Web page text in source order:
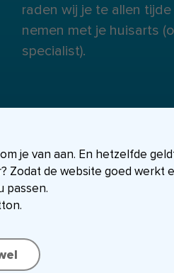
raden wij je te allen
nemen met je huisarts
specialist).
je van aan. En hetzelfde
Zodat de website goed werkt
passen.